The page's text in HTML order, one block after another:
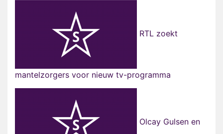
RTL zoekt
mantelzorgers voor nieuw tv-programma
Olcay Gulsen en